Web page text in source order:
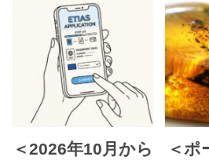
＜2026年10月から
＜ポ